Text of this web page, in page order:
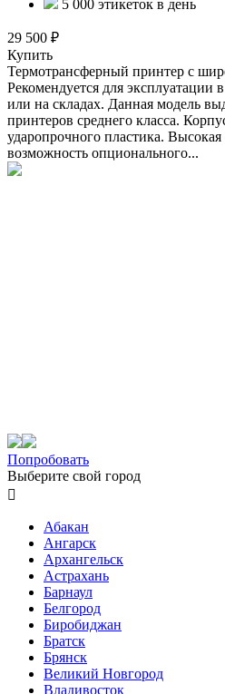
5 000 этикеток в день
29 500 ₽
Купить
Термотрансферный принтер с
Рекомендуется для эксплуатации
или на складах. Данная модель
принтеров среднего класса.
ударопрочного пластика. Высокая
возможность опционального...
Попробовать
Выберите свой город

Абакан
Ангарск
Архангельск
Астрахань
Барнаул
Белгород
Биробиджан
Братск
Брянск
Великий Новгород
Владивосток